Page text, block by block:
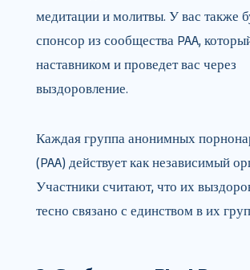
медитации и молитвы. У вас также
спонсор из сообщества PAA,
наставником и проведет вас через
выздоровление.
Каждая группа анонимных
(PAA) действует как независимый
Участники считают, что их
тесно связано с единством в их